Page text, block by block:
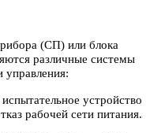
(СП) или блока
различные системы
управления:
устройство
рабочей сети питания.